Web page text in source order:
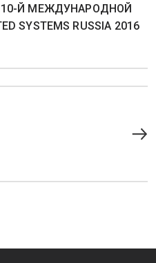
Й МЕЖДУНАРОДНОЙ
SYSTEMS RUSSIA 2016